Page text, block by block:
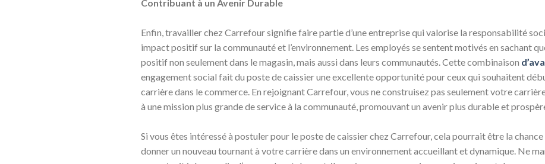
Contribuant à un Avenir Durable
Enfin, travailler chez Carrefour signifie faire partie d’une entreprise qui valorise la responsabilité
impact positif sur la communauté et l’environnement. Les employés se sentent motivés en sachant
positif non seulement dans le magasin, mais aussi dans leurs communautés. Cette combinaison
engagement social fait du poste de caissier une excellente opportunité pour ceux qui souhaitent
carrière dans le commerce. En rejoignant Carrefour, vous ne construisez pas seulement votre
à une mission plus grande de service à la communauté, promouvant un avenir plus durable et
Si vous êtes intéressé à postuler pour le poste de caissier chez Carrefour, cela pourrait être la chance
donner un nouveau tournant à votre carrière dans un environnement accueillant et dynamique. Ne